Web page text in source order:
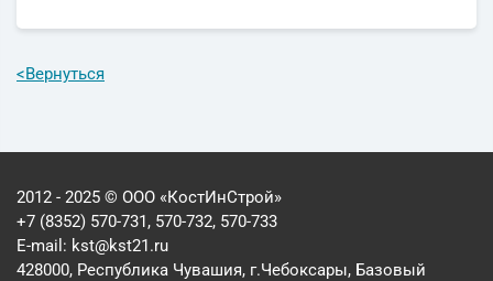
<Вернуться
2012 - 2025 © ООО «КостИнСтрой»
+7 (8352) 570-731, 570-732, 570-733
E-mail: kst@kst21.ru
428000, Республика Чувашия, г.Чебоксары, Базовый